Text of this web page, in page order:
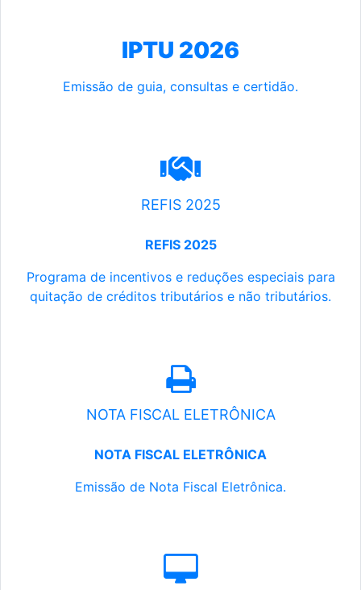
IPTU 2026
Emissão de guia, consultas e certidão.
REFIS 2025
REFIS 2025
Programa de incentivos e reduções especiais para
quitação de créditos tributários e não tributários.
NOTA FISCAL ELETRÔNICA
NOTA FISCAL ELETRÔNICA
Emissão de Nota Fiscal Eletrônica.